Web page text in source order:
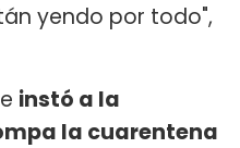
yendo por todo",
instó a la
la cuarentena